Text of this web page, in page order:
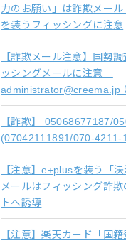
力のお願い」は詐欺メー
を装うフィッシングに注意
【詐欺メール注意】国勢
ッシングメールに注意
administrator@creema.jp
【詐欺】 05068677187/
(07042111891/070-4211-
【注意】e+plusを装う「
メールはフィッシング詐
トへ誘導
【注意】楽天カード「国